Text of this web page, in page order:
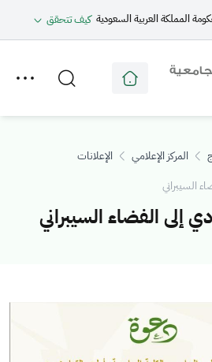
المملكة العربية السعودية كيف تتحقق
المركز الإعلامي
الإعلانات
السيبراني
إلى الفضاء السيبراني